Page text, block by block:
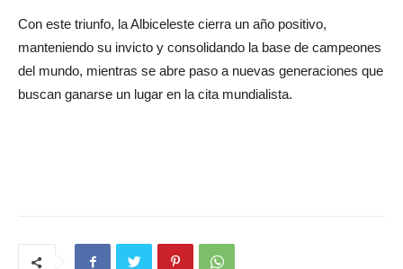
Con este triunfo, la Albiceleste cierra un año positivo,
manteniendo su invicto y consolidando la base de campeones
del mundo, mientras se abre paso a nuevas generaciones que
buscan ganarse un lugar en la cita mundialista.